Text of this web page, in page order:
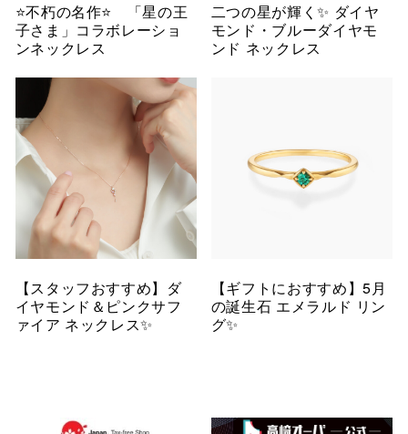
⭐️不朽の名作⭐️ 「星の王
子さま」コラボレーショ
ンネックレス
二つの星が輝く✨ ダイヤ
モンド・ブルーダイヤモ
ンド ネックレス
【スタッフおすすめ】ダ
イヤモンド＆ピンクサフ
ァイア ネックレス✨
【ギフトにおすすめ】5月
の誕生石 エメラルド リン
グ✨